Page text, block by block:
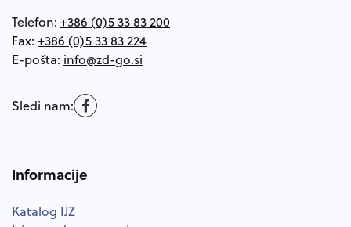
Telefon: +386 (0)5 33 83 200
Fax: +386 (0)5 33 83 224
E-pošta:
Sledi nam:
Informacije
Katalog IJZ